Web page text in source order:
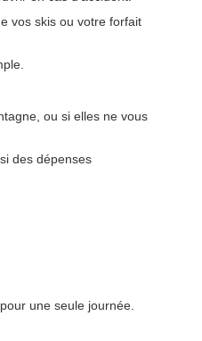
vos skis ou votre forfait
ou si elles ne vous
des dépenses
une seule journée.